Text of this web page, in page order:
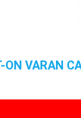
VARAN